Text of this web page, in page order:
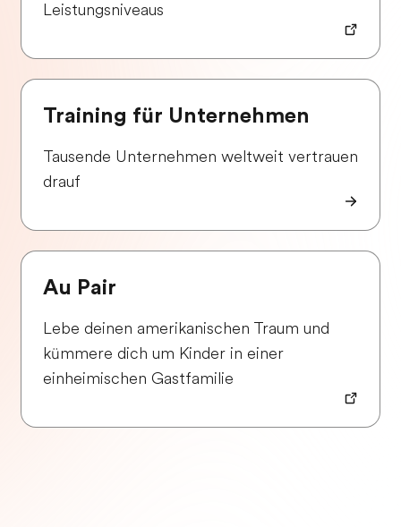
Leistungsniveaus
Training für Unternehmen
Tausende Unternehmen weltweit vertrauen
drauf
Au Pair
Lebe deinen amerikanischen Traum und
kümmere dich um Kinder in einer
einheimischen Gastfamilie